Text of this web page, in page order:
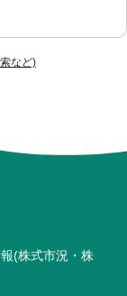
など)
(株式市況・株